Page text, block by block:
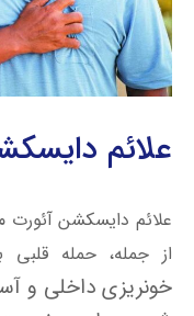
علائم
علائم دایسکشن آئورت
از جمله، حمله قلبی
خونریزی داخلی و